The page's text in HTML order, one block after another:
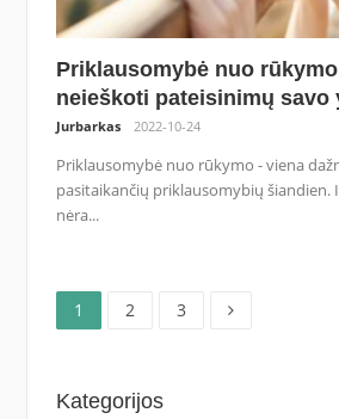
Priklausomybė nuo
neieškoti pateisinimų savo
Jurbarkas 2022-10-24
Priklausomybė nuo rūkymo - viena
pasitaikančių priklausomybių šiandien.
nėra...
Įrašų
Puslapis
1 Puslapis
2 Puslapis
3
Kategorijos